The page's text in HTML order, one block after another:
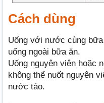
Cách dùng
Uống với nước cùng
uống ngoài bữa ăn.
Uống nguyên viên hoặc
không thể nuốt nguyên
nước táo.